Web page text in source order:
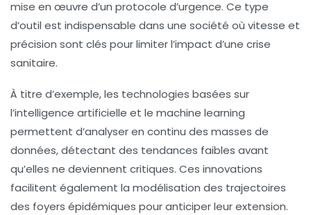
mise en œuvre d’un protocole d’urgence. Ce type
d’outil est indispensable dans une société où vitesse et
précision sont clés pour limiter l’impact d’une crise
sanitaire.
À titre d’exemple, les technologies basées sur
l’intelligence artificielle et le machine learning
permettent d’analyser en continu des masses de
données, détectant des tendances faibles avant
qu’elles ne deviennent critiques. Ces innovations
facilitent également la modélisation des trajectoires
des foyers épidémiques pour anticiper leur extension.